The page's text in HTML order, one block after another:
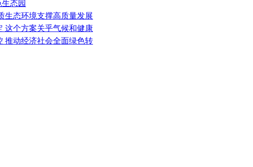
态园
生态环境支撑高质量发展
这个方案关乎气候和健康
推动经济社会全面绿色转